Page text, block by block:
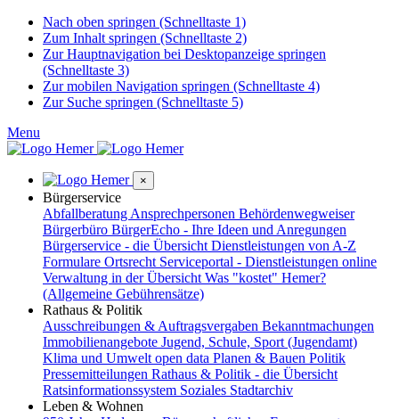
Nach oben springen (Schnelltaste 1)
Zum Inhalt springen (Schnelltaste 2)
Zur Hauptnavigation bei Desktopanzeige springen
(Schnelltaste 3)
Zur mobilen Navigation springen (Schnelltaste 4)
Zur Suche springen (Schnelltaste 5)
Menu
×
Bürgerservice
Abfallberatung Ansprechpersonen Behördenwegweiser
Bürgerbüro BürgerEcho - Ihre Ideen und Anregungen
Bürgerservice - die Übersicht Dienstleistungen von A-Z
Formulare Ortsrecht Serviceportal - Dienstleistungen online
Verwaltung in der Übersicht Was "kostet" Hemer?
(Allgemeine Gebührensätze)
Rathaus & Politik
Ausschreibungen & Auftragsvergaben Bekanntmachungen
Immobilienangebote Jugend, Schule, Sport (Jugendamt)
Klima und Umwelt open data Planen & Bauen Politik
Pressemitteilungen Rathaus & Politik - die Übersicht
Ratsinformationssystem Soziales Stadtarchiv
Leben & Wohnen